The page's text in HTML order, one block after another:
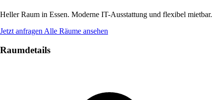
Heller Raum in Essen. Moderne IT-Ausstattung und flexibel mietbar.
Jetzt anfragen Alle Räume ansehen
Raumdetails